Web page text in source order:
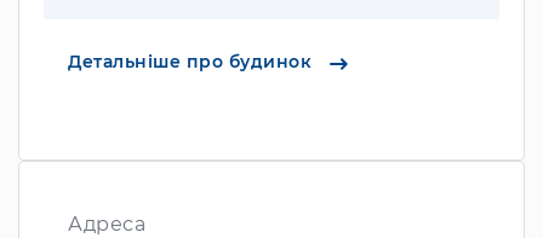
Детальніше про будинок
Адреса